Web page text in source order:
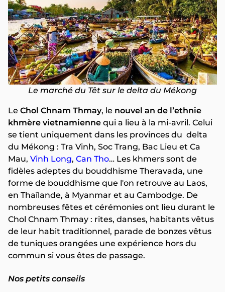
Le marché du Têt sur le delta du Mékong
Le Chol Chnam Thmay, le nouvel an de l’ethnie
khmère vietnamienne qui a lieu à la mi-avril. Celui
se tient uniquement dans les provinces du delta
du Mékong : Tra Vinh, Soc Trang, Bac Lieu et Ca
Mau, Vinh Long, Can Tho… Les khmers sont de
fidèles adeptes du bouddhisme Theravada, une
forme de bouddhisme que l'on retrouve au Laos,
en Thaïlande, à Myanmar et au Cambodge. De
nombreuses fêtes et cérémonies ont lieu durant le
Chol Chnam Thmay : rites, danses, habitants vêtus
de leur habit traditionnel, parade de bonzes vêtus
de tuniques orangées une expérience hors du
commun si vous êtes de passage.
Nos petits conseils